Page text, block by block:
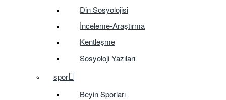
Din Sosyolojisi
İnceleme-Araştırma
Kentleşme
Sosyoloji Yazıları
spor
Beyin Sporları